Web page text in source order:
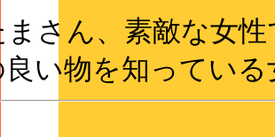
まさん、素敵な女
い物を知ってい